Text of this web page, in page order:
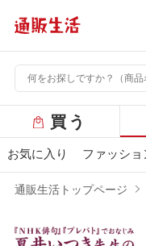
ー
バ
買う
お気に入り ファッショ
通販生活トップページ